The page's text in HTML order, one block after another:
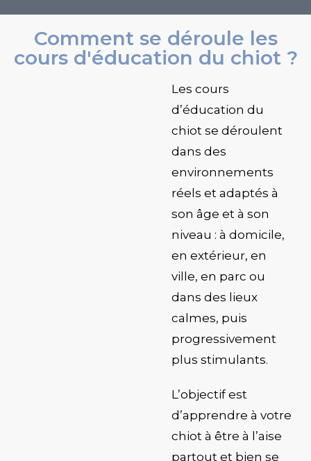
Comment se déroule les
cours d'éducation du chiot ?
Les cours
d’éducation du
chiot se déroulent
dans des
environnements
réels et adaptés à
son âge et à son
niveau : à domicile,
en extérieur, en
ville, en parc ou
dans des lieux
calmes, puis
progressivement
plus stimulants.
L’objectif est
d’apprendre à votre
chiot à être à l’aise
partout et bien se